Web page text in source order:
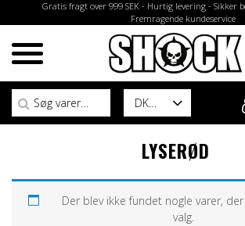
Gratis fragt over 999 SEK - Hurtig levering - Sikker
Fremragende kundeservice
DK
Søg efter:
LYSERØD
Der blev ikke fundet nogle varer,
valg.